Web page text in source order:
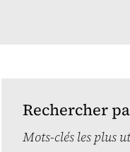
Rechercher
Mots-clés les plus